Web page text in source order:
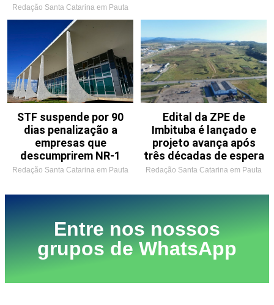
Redação Santa Catarina em Pauta
STF suspende por 90
dias penalização a
empresas que
descumprirem NR-1
Redação Santa Catarina em Pauta
Edital da ZPE de
Imbituba é lançado e
projeto avança após
três décadas de espera
Redação Santa Catarina em Pauta
Entre nos nossos
grupos de WhatsApp